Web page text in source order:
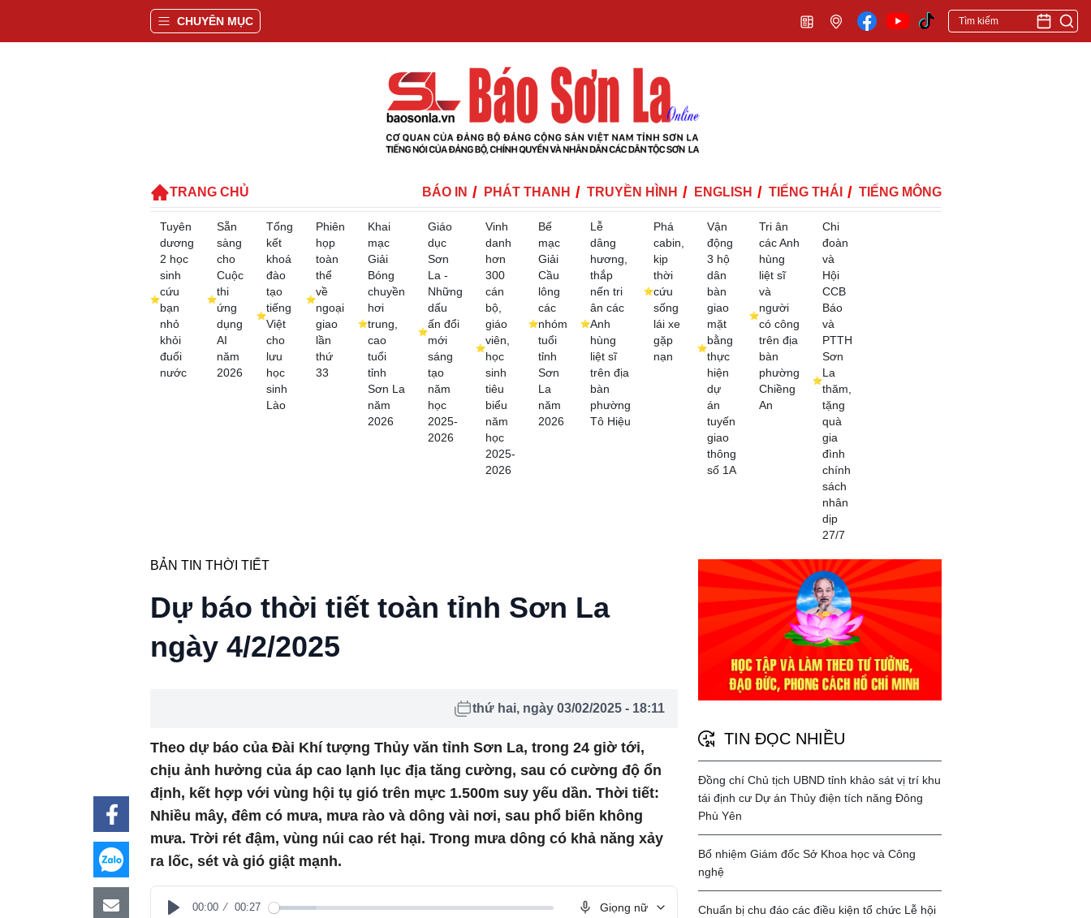
CHUYÊN MỤC
TRANG CHỦ BÁO IN PHÁT THANH TRUYỀN HÌNH ENGLISH TIẾNG THÁI TIẾNG MÔNG
Tuyên
dương
2 học
sinh
cứu
bạn
nhỏ
khỏi
đuối
nước
Sẵn
sàng
cho
Cuộc
thi
ứng
dụng
AI
năm
2026
Tổng
kết
khoá
đào
tạo
tiếng
Việt
cho
lưu
học
sinh
Lào
Phiên
họp
toàn
thể
về
ngoại
giao
lần
thứ
33
Khai
mạc
Giải
Bóng
chuyền
hơi
trung,
cao
tuổi
tỉnh
Sơn La
năm
2026
Giáo
dục
Sơn
La -
Những
dấu
ấn đổi
mới
sáng
tạo
năm
học
2025-
2026
Vinh
danh
hơn
300
cán
bộ,
giáo
viên,
học
sinh
tiêu
biểu
năm
học
2025-
2026
Bế
mạc
Giải
Cầu
lông
các
nhóm
tuổi
tỉnh
Sơn
La
năm
2026
Lễ
dâng
hương,
thắp
nến tri
ân các
Anh
hùng
liệt sĩ
trên địa
bàn
phường
Tô Hiệu
Phá
cabin,
kịp
thời
cứu
sống
lái xe
gặp
nạn
Vận
động
3 hộ
dân
bàn
giao
mặt
bằng
thực
hiện
dự
án
tuyến
giao
thông
số 1A
Tri ân
các Anh
hùng
liệt sĩ
và
người
có công
trên địa
bàn
phường
Chiềng
An
Chi
đoàn
và
Hội
CCB
Báo
và
PTTH
Sơn
La
thăm,
tặng
quà
gia
đình
chính
sách
nhân
dịp
27/7
BẢN TIN THỜI TIẾT
Dự báo thời tiết toàn tỉnh Sơn La
ngày 4/2/2025
thứ hai, ngày 03/02/2025 - 18:11
Theo dự báo của Đài Khí tượng Thủy văn tỉnh Sơn La, trong 24 giờ tới,
chịu ảnh hưởng của áp cao lạnh lục địa tăng cường, sau có cường độ ổn
định, kết hợp với vùng hội tụ gió trên mực 1.500m suy yếu dần. Thời tiết:
Nhiều mây, đêm có mưa, mưa rào và dông vài nơi, sau phổ biến không
mưa. Trời rét đậm, vùng núi cao rét hại. Trong mưa dông có khả năng xảy
ra lốc, sét và gió giật mạnh.
00:00 00:27 Giọng nữ
TIN ĐỌC NHIỀU
Đồng chí Chủ tịch UBND tỉnh khảo sát vị trí khu
tái định cư Dự án Thủy điện tích năng Đông
Phù Yên
Bổ nhiệm Giám đốc Sở Khoa học và Công
nghệ
Chuẩn bị chu đáo các điều kiện tổ chức Lễ hội